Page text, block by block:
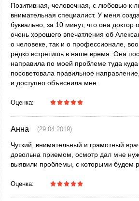
Позитивная, человечная, с любовью к
внимательная специалист. У меня
буквально, за 10 минут, что она доктор
очень хорошего впечатления об
о человеке, так и о профессионале,
редко встретишь в наше время. Она
направила по моей проблеме туда
посоветовала правильное
и доступно объяснила мне.
Оценка:
Анна (29.04.2019)
Чуткий, внимательный и грамотный
довольна приемом, осмотр дал мне
выявили проблемы, с которыми будем
Оценка: